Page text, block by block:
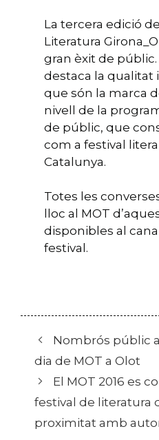
La tercera edició
Literatura
gran èxit de públic.
destaca la qualitat
que són la marca
nivell de la
de públic, que
com a festival
Catalunya.
Totes les
lloc al MOT
disponibles al
festival.
Nombrós públic
dia de MOT a Olot
El MOT 2016 es
festival de literatura
proximitat amb